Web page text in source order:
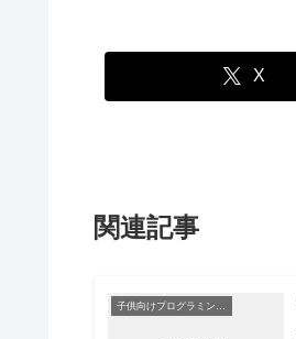
X
関連記事